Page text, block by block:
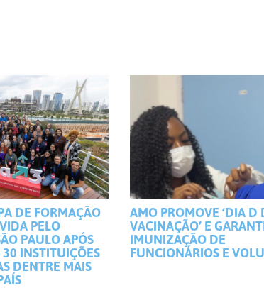
DE FORMAÇÃO
PELO
PAULO APÓS
INSTITUIÇÕES
DENTRE MAIS
AMO PROMOVE ‘DIA D
VACINAÇÃO’ E
IMUNIZAÇÃO DE
FUNCIONÁRIOS E